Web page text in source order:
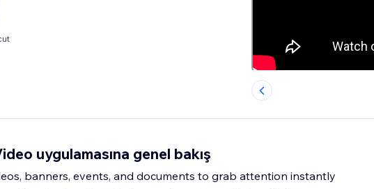
uygulamasına genel bakış
banners, events, and documents to grab attention instantly